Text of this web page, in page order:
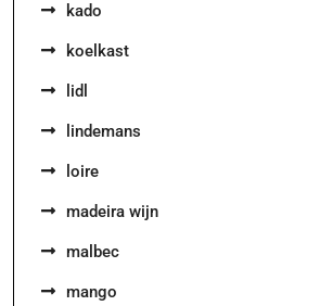
kado
koelkast
lidl
lindemans
loire
madeira wijn
malbec
mango